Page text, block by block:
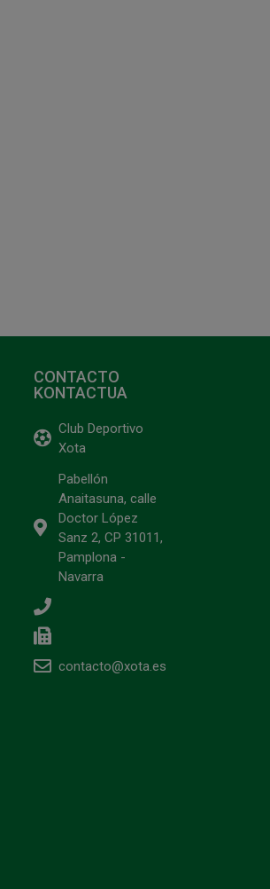
CONTACTO
KONTACTUA
Club Deportivo
Xota
Pabellón
Anaitasuna, calle
Doctor López
Sanz 2, CP 31011,
Pamplona -
Navarra
contacto@xota.es